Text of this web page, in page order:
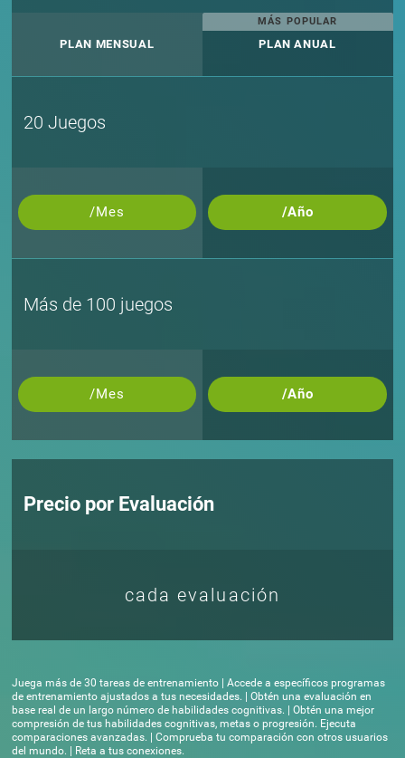
PLAN MENSUAL
MÁS POPULAR
PLAN ANUAL
20 Juegos
/Mes /Año
Más de 100 juegos
/Mes /Año
Precio por Evaluación
cada evaluación
Juega más de 30 tareas de entrenamiento | Accede a específicos programas
de entrenamiento ajustados a tus necesidades. | Obtén una evaluación en
base real de un largo número de habilidades cognitivas. | Obtén una mejor
compresión de tus habilidades cognitivas, metas o progresión. Ejecuta
comparaciones avanzadas. | Comprueba tu comparación con otros usuarios
del mundo. | Reta a tus conexiones.